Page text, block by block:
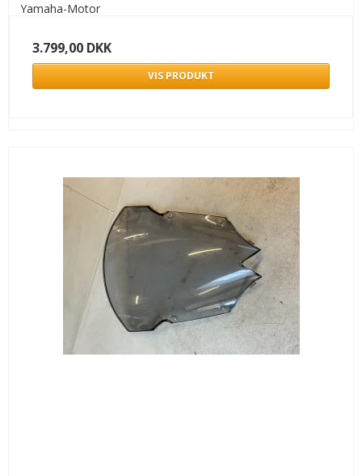
Yamaha-Motor
3.799,00 DKK
VIS PRODUKT